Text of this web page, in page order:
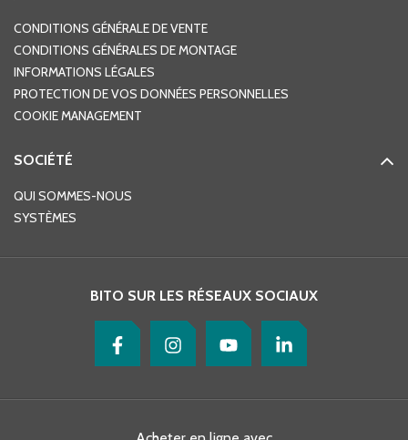
CONDITIONS GÉNÉRALE DE VENTE
CONDITIONS GÉNÉRALES DE MONTAGE
INFORMATIONS LÉGALES
PROTECTION DE VOS DONNÉES PERSONNELLES
COOKIE MANAGEMENT
SOCIÉTÉ
QUI SOMMES-NOUS
SYSTÈMES
BITO SUR LES RÉSEAUX SOCIAUX